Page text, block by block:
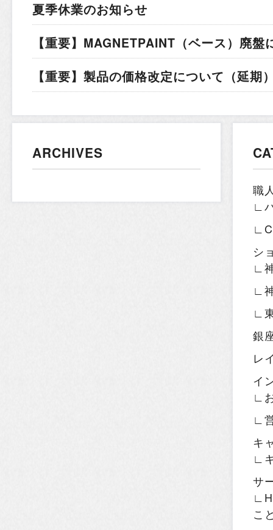
夏季休業のお知らせ
【重要】MAGNETPAINT（ベース）廃
【重要】製品の価格改定について（延期
ARCHIVES
職
∟
シ
∟
∟
∟
銀
レ
イ
∟
∟
キ
∟
サ
こ